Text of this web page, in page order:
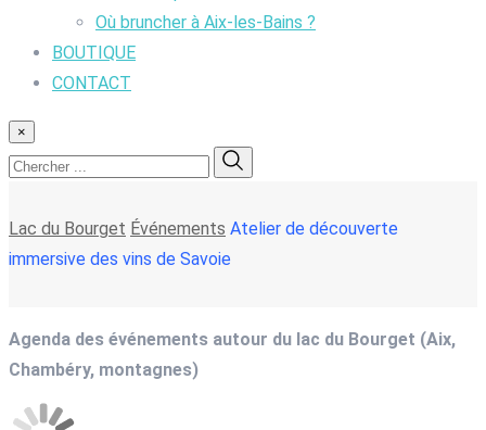
Où bruncher à Aix-les-Bains ?
BOUTIQUE
CONTACT
×
Lac du Bourget Événements Atelier de découverte
immersive des vins de Savoie
Agenda des événements autour du lac du Bourget (Aix,
Chambéry, montagnes)